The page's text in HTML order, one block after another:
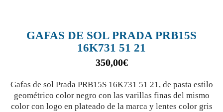
GAFAS DE SOL PRADA PRB15S
16K731 51 21
350,00€
Gafas de sol Prada PRB15S 16K731 51 21, de pasta estilo
geométrico color negro con las varillas finas del mismo
color con logo en plateado de la marca y lentes color gris